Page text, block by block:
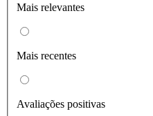
Mais relevantes
Mais recentes
Avaliações positivas